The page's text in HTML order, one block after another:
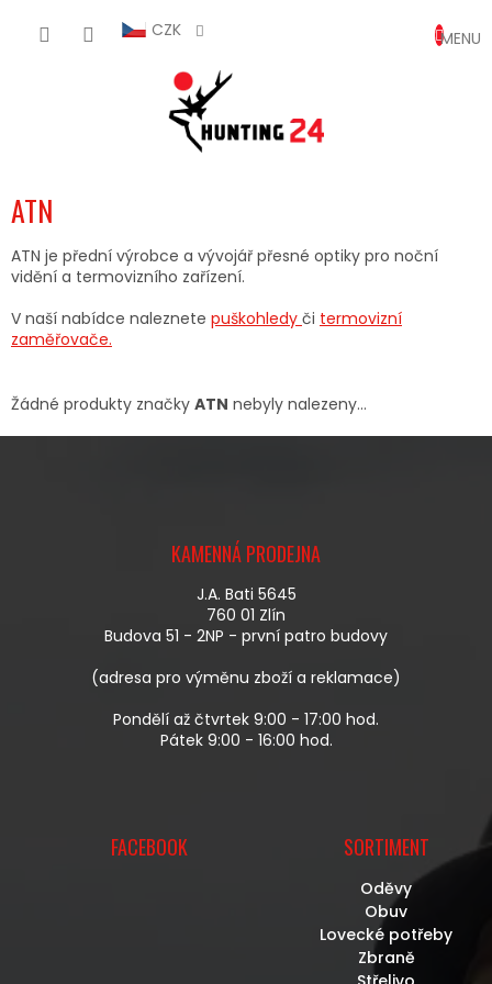
CZK
KOŠÍK
ATN
ATN je přední výrobce a vývojář přesné optiky pro noční
vidění a termovizního zařízení.
V naší nabídce naleznete puškohledy či termovizní
zaměřovače.
Žádné produkty značky ATN nebyly nalezeny...
KAMENNÁ PRODEJNA
J.A. Bati 5645
760 01 Zlín
Budova 51 - 2NP - první patro budovy
(adresa pro výměnu zboží a reklamace)
Pondělí až čtvrtek 9:00 - 17:00 hod.
Pátek 9:00 - 16:00 hod.
FACEBOOK SORTIMENT
Oděvy
Obuv
Lovecké potřeby
Zbraně